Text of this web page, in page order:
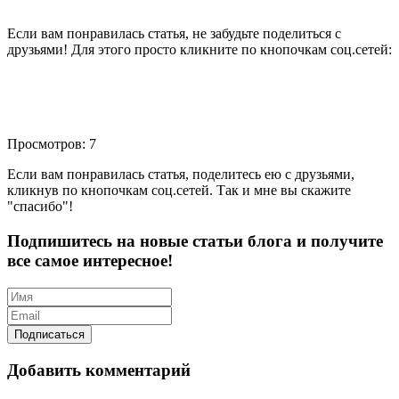
Если вам понравилась статья, не забудьте поделиться с
друзьями! Для этого просто кликните по кнопочкам соц.сетей:
Просмотров: 7
Если вам понравилась статья, поделитесь ею с друзьями,
кликнув по кнопочкам соц.сетей. Так и мне вы скажите
"спасибо"!
Подпишитесь на новые статьи блога и получите
все самое интересное!
Добавить комментарий